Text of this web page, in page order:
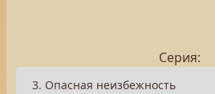
Серия: